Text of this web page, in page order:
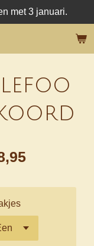
met 3 januari.